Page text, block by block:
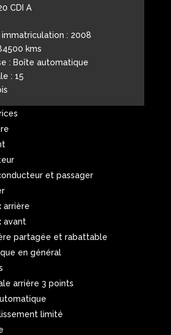
CDI A
: 2008
kms
: Boîte automatique
: 15
et passager
arrière
avant
partagée et rabattable
en général
arrière 3 points
limité